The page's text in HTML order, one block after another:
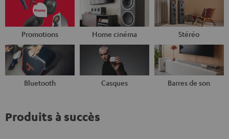
Promotions Home cinéma Stéréo
Bluetooth Casques Barres de son
Produits à succès